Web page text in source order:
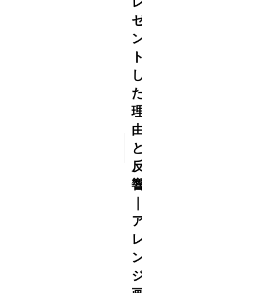
ゼ
ン
ト
し
た
理
由
と
反
響
ア
レ
ン
ジ